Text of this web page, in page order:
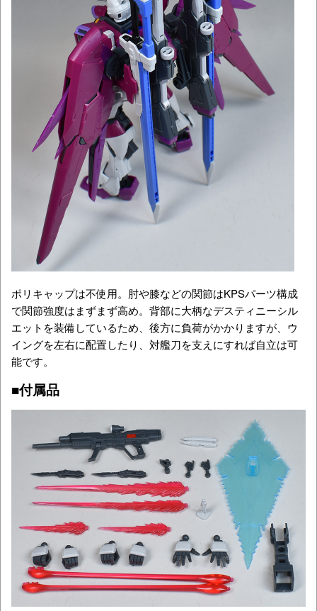
ポリキャップは不使用。肘や膝などの関節はKPSパーツ構成
で関節強度はまずまず高め。背部に大柄なデスティニーシル
エットを装備しているため、後方に負荷がかかりますが、ウ
イングを左右に配置したり、対艦刀を支えにすれば自立は可
能です。
■付属品